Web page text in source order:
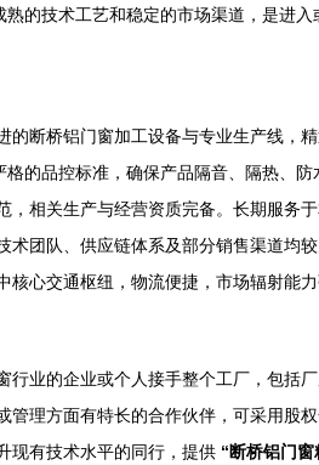
的技术工艺和稳定的市场渠道，是进入
的断桥铝门窗加工设备与专业生产线，
的品控标准，确保产品隔音、隔热、防
，相关生产与经营资质完备。长期服务
术团队、供应链体系及部分销售渠道均
核心交通枢纽，物流便捷，市场辐射能
行业的企业或个人接手整个工厂，包括
管理方面有特长的合作伙伴，可采用股
现有技术水平的同行，提供 “断桥铝门